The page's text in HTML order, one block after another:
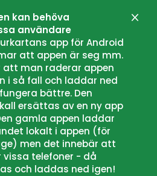
kan behöva
användare
app för Android
att appen är seg mm.
att man raderar appen
i så fall och laddar ned
bättre. Den
ersättas av en ny app
gamla appen laddar
lokalt i appen (för
men det innebär att
vissa telefoner - då
och laddas ned igen!